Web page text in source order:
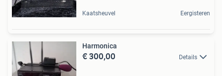
Kaatsheuvel Eergisteren
Harmonica
€ 300,00 Details